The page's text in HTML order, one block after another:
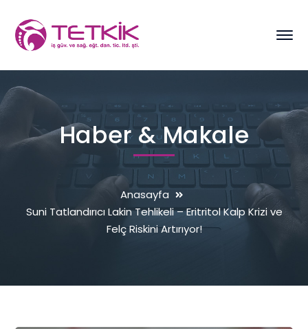
Haber & Makale
Anasayfa
Suni Tatlandırıcı Lakin Tehlikeli – Eritritol Kalp Krizi ve
Felç Riskini Artırıyor!